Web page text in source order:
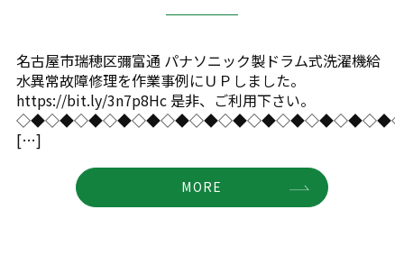
名古屋市瑞穂区彌富通 パナソニック製ドラム式洗濯機給
水異常故障修理を作業事例にＵＰしました。
https://bit.ly/3n7p8Hc 是非、ご利用下さい。
[…]
MORE